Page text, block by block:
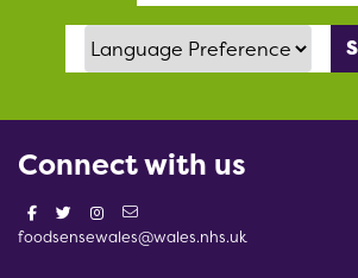
Language Preference
Connect with us
foodsensewales@wales.nhs.uk